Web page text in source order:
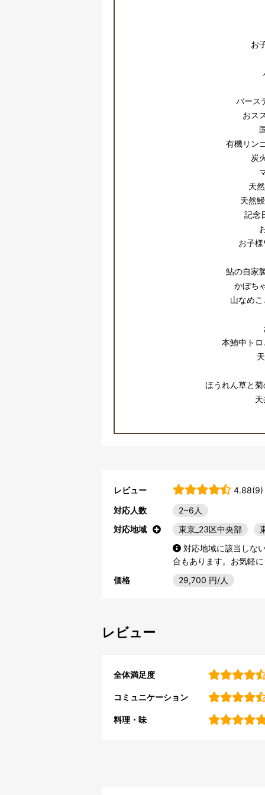
お
バース
おス
有機リン
炭
天
天然
記念
お子
鮎の自家
かぼち
山なめ
本鮪中ト
ほうれん草と
レビュー
4.88(9)
対応人数
2~6人
対応地域
東京_23区中央部
対応地域に該当しな
合もあります。お気軽
価格
29,700 円/人
レビュー
全体満足度
コミュニケーション
料理・味